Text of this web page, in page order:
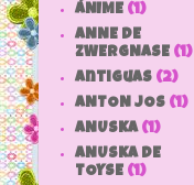
ÁNIME (1)
ANNE DE
ZWERGNASE (1)
antiguas (2)
ANTON JOS (1)
ANUSKA (1)
ANUSKA DE
TOYSE (1)